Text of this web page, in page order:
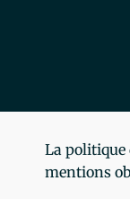
La
mentions